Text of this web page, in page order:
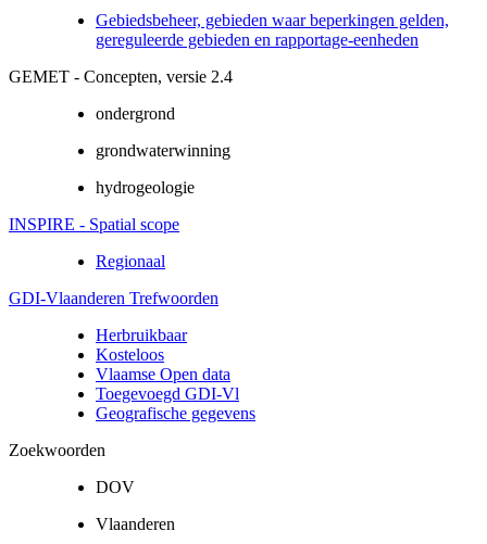
Gebiedsbeheer, gebieden waar beperkingen gelden,
gereguleerde gebieden en rapportage-eenheden
GEMET - Concepten, versie 2.4
ondergrond
grondwaterwinning
hydrogeologie
INSPIRE - Spatial scope
Regionaal
GDI-Vlaanderen Trefwoorden
Herbruikbaar
Kosteloos
Vlaamse Open data
Toegevoegd GDI-Vl
Geografische gegevens
Zoekwoorden
DOV
Vlaanderen